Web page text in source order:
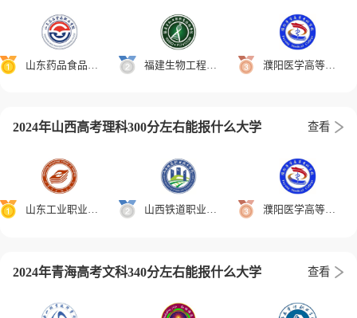
山东药品食品职业学院 福建生物工程职业技术学院 濮阳医学高等专科学校
2024年山西高考理科300分左右能报什么大学 查看
山东工业职业学院 山西铁道职业技术学院 濮阳医学高等专科学校
2024年青海高考文科340分左右能报什么大学 查看